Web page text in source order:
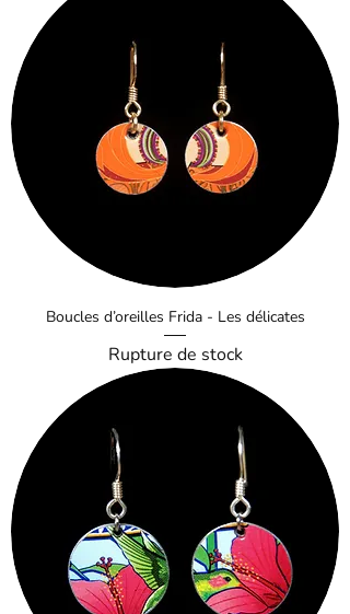
Boucles d’oreilles Frida - Les délicates
Rupture de stock